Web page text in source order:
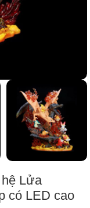
Lửa
có LED cao